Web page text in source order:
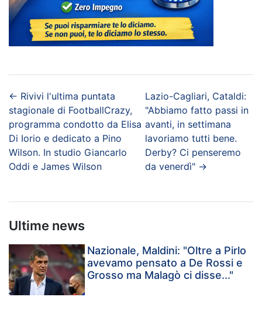
← Rivivi l'ultima puntata
stagionale di FootballCrazy,
programma condotto da Elisa
Di Iorio e dedicato a Pino
Wilson. In studio Giancarlo
Oddi e James Wilson
Lazio-Cagliari, Cataldi:
"Abbiamo fatto passi in
avanti, in settimana
lavoriamo tutti bene.
Derby? Ci penseremo
da venerdì" →
Ultime news
Nazionale, Maldini: "Oltre a Pirlo
avevamo pensato a De Rossi e
Grosso ma Malagò ci disse..."